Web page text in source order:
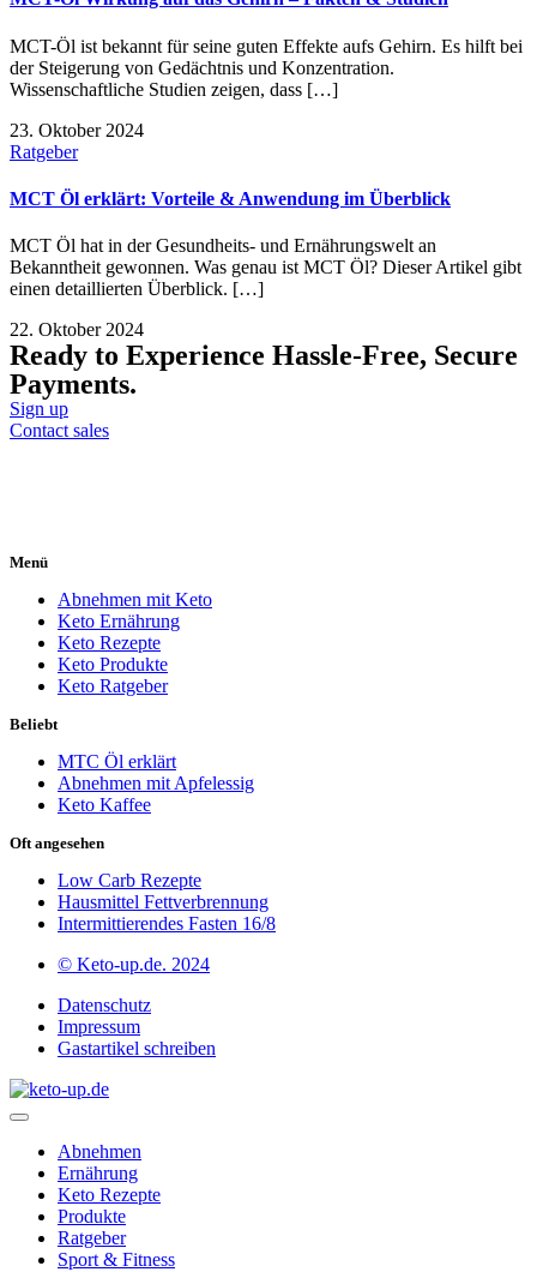
MCT-Öl ist bekannt für seine guten Effekte aufs Gehirn. Es hilft bei
der Steigerung von Gedächtnis und Konzentration.
Wissenschaftliche Studien zeigen, dass […]
23. Oktober 2024
Ratgeber
MCT Öl erklärt: Vorteile & Anwendung im Überblick
MCT Öl hat in der Gesundheits- und Ernährungswelt an
Bekanntheit gewonnen. Was genau ist MCT Öl? Dieser Artikel gibt
einen detaillierten Überblick. […]
22. Oktober 2024
Ready to Experience Hassle-Free, Secure
Payments.
Sign up
Contact sales
Menü
Abnehmen mit Keto
Keto Ernährung
Keto Rezepte
Keto Produkte
Keto Ratgeber
Beliebt
MTC Öl erklärt
Abnehmen mit Apfelessig
Keto Kaffee
Oft angesehen
Low Carb Rezepte
Hausmittel Fettverbrennung
Intermittierendes Fasten 16/8
© Keto-up.de. 2024
Datenschutz
Impressum
Gastartikel schreiben
Abnehmen
Ernährung
Keto Rezepte
Produkte
Ratgeber
Sport & Fitness